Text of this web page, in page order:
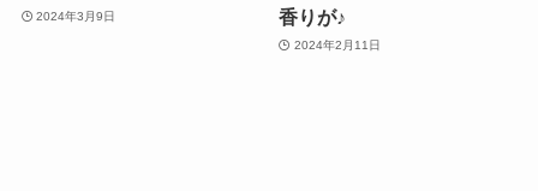
2024年3月9日
香りが♪
2024年2月11日